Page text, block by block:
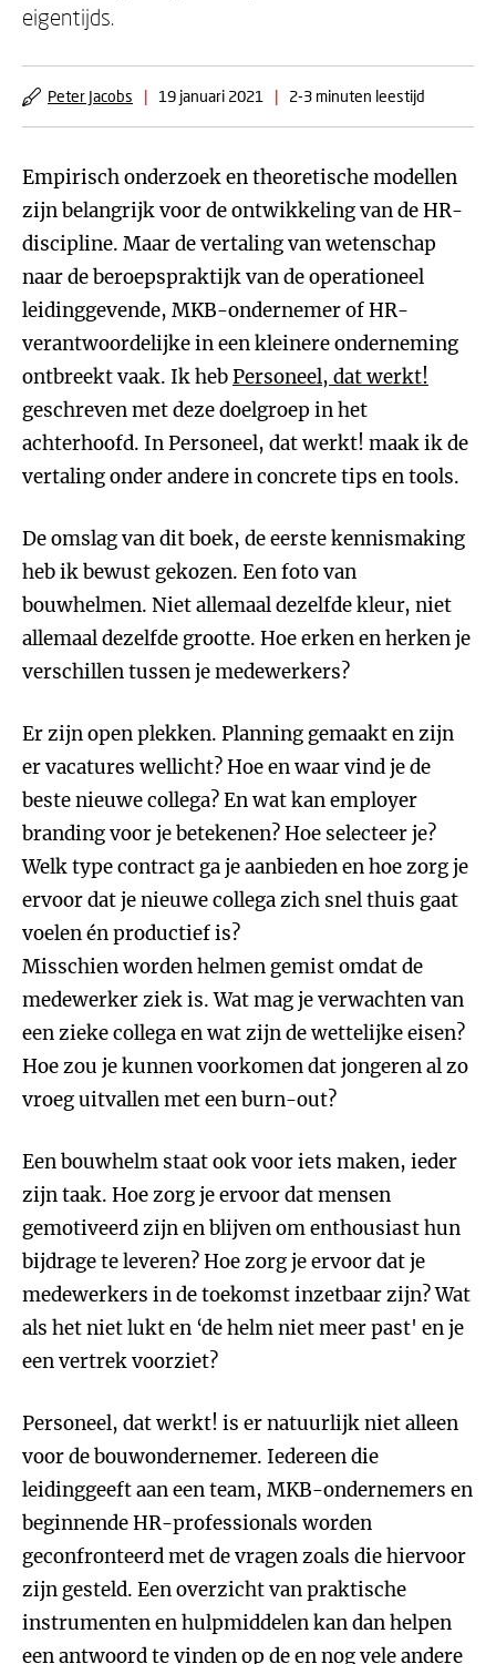
eigentijds.
Peter Jacobs | 19 januari 2021 | 2-3 minuten leestijd
Empirisch onderzoek en theoretische modellen
zijn belangrijk voor de ontwikkeling van de HR-
discipline. Maar de vertaling van wetenschap
naar de beroepspraktijk van de operationeel
leidinggevende, MKB-ondernemer of HR-
verantwoordelijke in een kleinere onderneming
ontbreekt vaak. Ik hebPersoneel, dat werkt!
geschreven met deze doelgroep in het
achterhoofd. In Personeel, dat werkt! maak ik de
vertaling onder andere in concrete tips en tools.
De omslag van dit boek, de eerste kennismaking
heb ik bewust gekozen. Een foto van
bouwhelmen. Niet allemaal dezelfde kleur, niet
allemaal dezelfde grootte. Hoe erken en herken je
verschillen tussen je medewerkers?
Er zijn open plekken. Planning gemaakt en zijn
er vacatures wellicht? Hoe en waar vind je de
beste nieuwe collega? En wat kan employer
branding voor je betekenen? Hoe selecteer je?
Welk type contract ga je aanbieden en hoe zorg je
ervoor dat je nieuwe collega zich snel thuis gaat
voelen én productief is?
Misschien worden helmen gemist omdat de
medewerker ziek is. Wat mag je verwachten van
een zieke collega en wat zijn de wettelijke eisen?
Hoe zou je kunnen voorkomen dat jongeren al zo
vroeg uitvallen met een burn-out?
Een bouwhelm staat ook voor iets maken, ieder
zijn taak. Hoe zorg je ervoor dat mensen
gemotiveerd zijn en blijven om enthousiast hun
bijdrage te leveren? Hoe zorg je ervoor dat je
medewerkers in de toekomst inzetbaar zijn? Wat
als het niet lukt en ‘de helm niet meer past' en je
een vertrek voorziet?
Personeel, dat werkt! is er natuurlijk niet alleen
voor de bouwondernemer. Iedereen die
leidinggeeft aan een team, MKB-ondernemers en
beginnende HR-professionals worden
geconfronteerd met de vragen zoals die hiervoor
zijn gesteld. Een overzicht van praktische
instrumenten en hulpmiddelen kan dan helpen
een antwoord te vinden op de en nog vele andere